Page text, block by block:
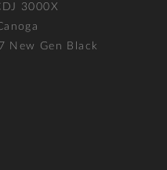
3000X
New Gen Black